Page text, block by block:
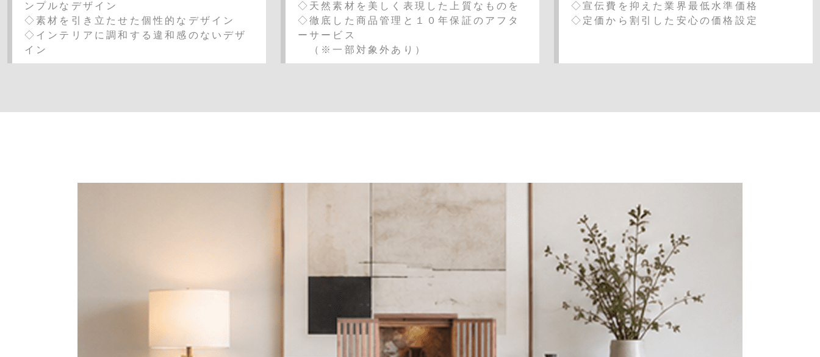
ンプルなデザイン
◇素材を引き立たせた個性的なデザイン
◇インテリアに調和する違和感のないデザ
イン
◇天然素材を美しく表現した上質なものを
◇徹底した商品管理と１０年保証のアフタ
ーサービス
（※一部対象外あり）
◇宣伝費を抑えた業界最低水準価格
◇定価から割引した安心の価格設定